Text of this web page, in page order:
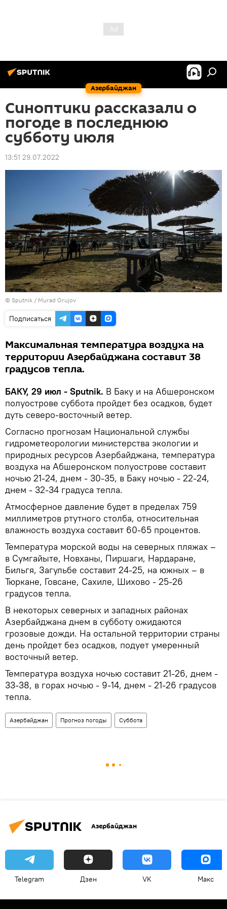
Азербайджан
Синоптики рассказали о
погоде в последнюю
субботу июля
13:51 29.07.2022
© Sputnik / Murad Orujov
Подписаться
Максимальная температура воздуха на
территории Азербайджана составит 38
градусов тепла.
БАКУ, 29 июл - Sputnik. В Баку и на Абшеронском
полуострове суббота пройдет без осадков, будет
дуть северо-восточный ветер.
Согласно прогнозам Национальной службы
гидрометеорологии министерства экологии и
природных ресурсов Азербайджана, температура
воздуха на Абшеронском полуострове составит
ночью 21-24, днем - 30-35, в Баку ночью - 22-24,
днем - 32-34 градуса тепла.
Атмосферное давление будет в пределах 759
миллиметров ртутного столба, относительная
влажность воздуха составит 60-65 процентов.
Температура морской воды на северных пляжах –
в Сумгайыте, Новханы, Пиршаги, Нардаране,
Бильгя, Загульбе составит 24-25, на южных – в
Тюркане, Говсане, Сахиле, Шихово - 25-26
градусов тепла.
В некоторых северных и западных районах
Азербайджана днем в субботу ожидаются
грозовые дожди. На остальной территории страны
день пройдет без осадков, подует умеренный
восточный ветер.
Температура воздуха ночью составит 21-26, днем -
33-38, в горах ночью - 9-14, днем - 21-26 градусов
тепла.
Азербайджан Прогноз погоды Суббота
Азербайджан
Telegram Дзен VK Макс